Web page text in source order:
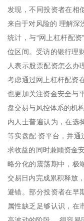
发现，不同投资者在相
来自于对风险的 理解深
统计，与“网上杠杆配
位区间。受访的银行理
人表示股票配资怎么办
考虑通过网上杠杆配资
也更加关注资金安全与
盘交易与风控体系的机
内人士普遍认为，在选
等实盘配 资平台，并通
求收益的同时兼顾资金
略分化的震荡期中，极
交易日内完成累积释放
避错。部分投资者在早
属性缺乏足够认识，在